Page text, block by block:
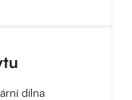
dílna